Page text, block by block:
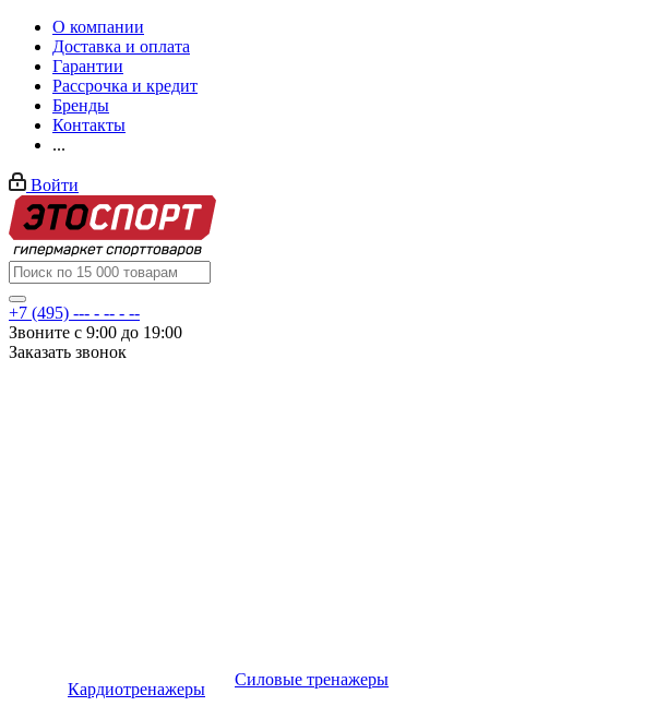
О компании
Доставка и оплата
Гарантии
Рассрочка и кредит
Бренды
Контакты
...
Войти
+7 (495) --- - -- - --
Звоните с 9:00 до 19:00
Заказать звонок
Кардиотренажеры
Силовые тренажеры